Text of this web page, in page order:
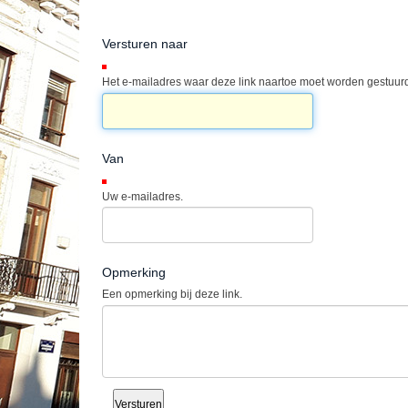
Versturen naar
Het e-mailadres waar deze link naartoe moet worden
Van
Uw e-mailadres.
Opmerking
Een opmerking bij deze link.